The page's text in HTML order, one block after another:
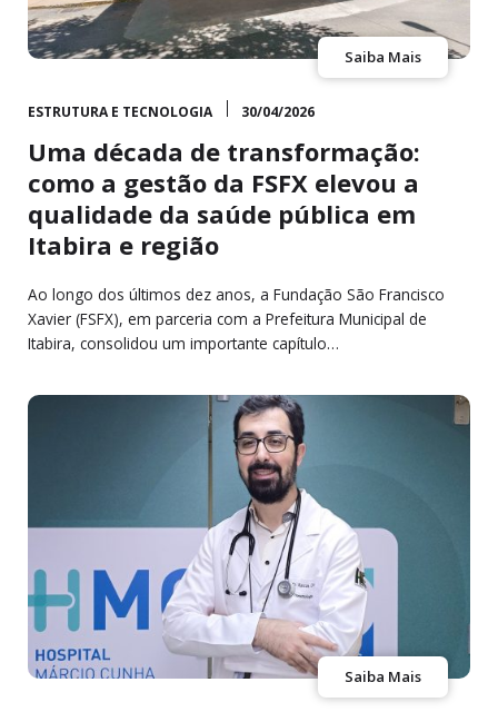
Saiba Mais
ESTRUTURA E TECNOLOGIA 30/04/2026
Uma década de transformação:
como a gestão da FSFX elevou a
qualidade da saúde pública em
Itabira e região
Ao longo dos últimos dez anos, a Fundação São Francisco
Xavier (FSFX), em parceria com a Prefeitura Municipal de
Itabira, consolidou um importante capítulo…
Saiba Mais